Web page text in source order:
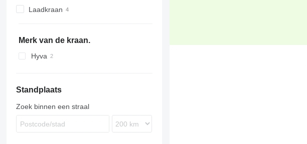
Laadkraan
Merk van de kraan.
Hyva
Standplaats
Zoek binnen een straal